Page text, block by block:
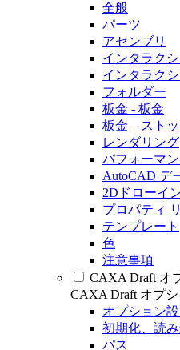
全般
パーツ
アセンブリ
インタラク
インタラク
フォルダー
板金 - 板金
板金 – スト
レンダリング
パフォーマ
AutoCAD デ
2Dドローイ
プロパティ
テンプレート
色
注意事項
CAXA Draft オ
CAXA Draft オプ
オプション設
初期化、読
パス